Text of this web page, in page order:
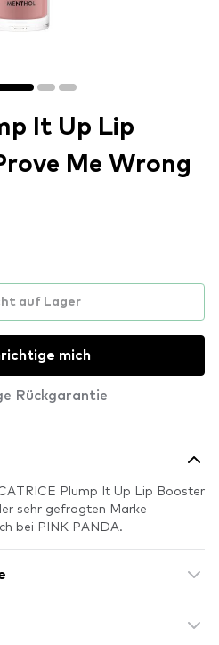
It Up Lip
Me Wrong
auf Lager
mich
Rückgarantie
Plump It Up Lip Booster
sehr gefragten Marke
bei PINK PANDA.